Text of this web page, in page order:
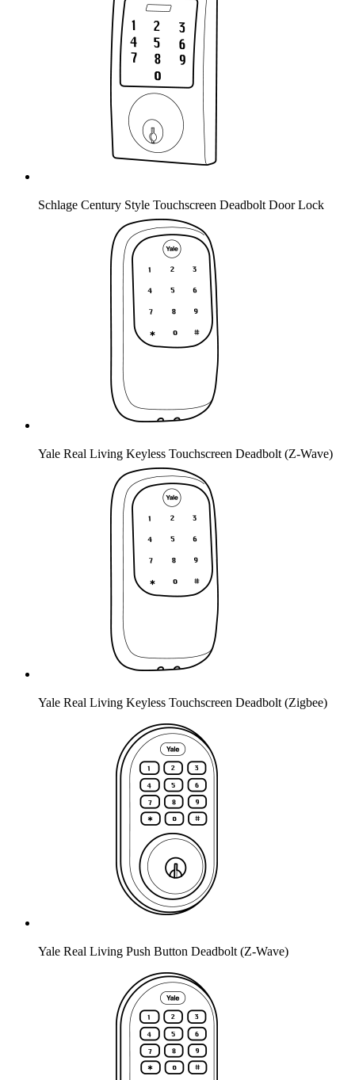
Schlage Century Style Touchscreen Deadbolt Door Lock
Yale Real Living Keyless Touchscreen Deadbolt (Z-Wave)
Yale Real Living Keyless Touchscreen Deadbolt (Zigbee)
Yale Real Living Push Button Deadbolt (Z-Wave)